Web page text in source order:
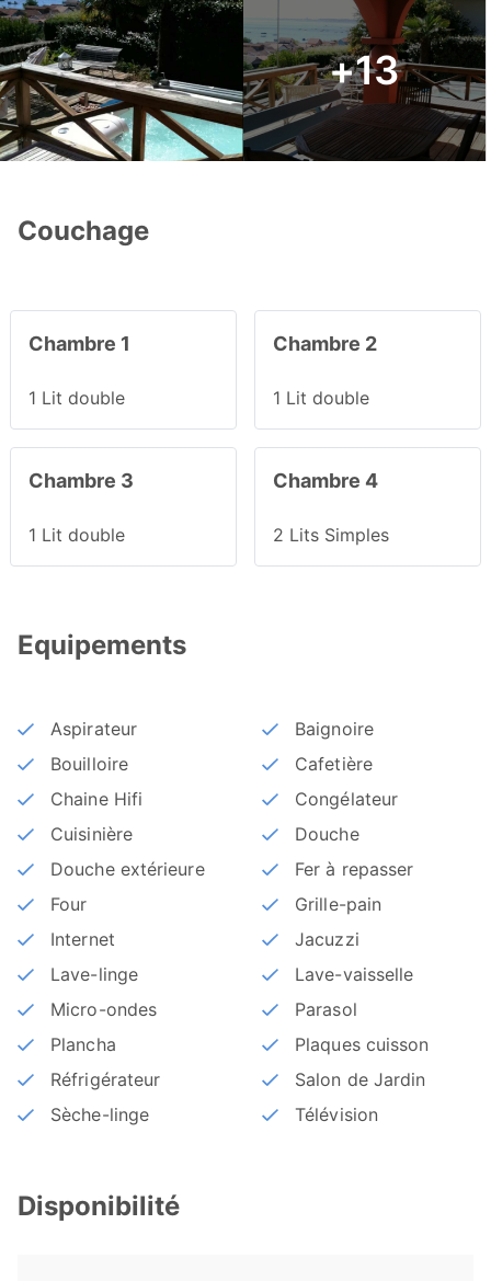
+13
Couchage
Chambre 1
1 Lit double
Chambre 2
1 Lit double
Chambre 3
1 Lit double
Chambre 4
2 Lits Simples
Equipements
Aspirateur
Baignoire
Bouilloire
Cafetière
Chaine Hifi
Congélateur
Cuisinière
Douche
Douche extérieure
Fer à repasser
Four
Grille-pain
Internet
Jacuzzi
Lave-linge
Lave-vaisselle
Micro-ondes
Parasol
Plancha
Plaques cuisson
Réfrigérateur
Salon de Jardin
Sèche-linge
Télévision
Disponibilité